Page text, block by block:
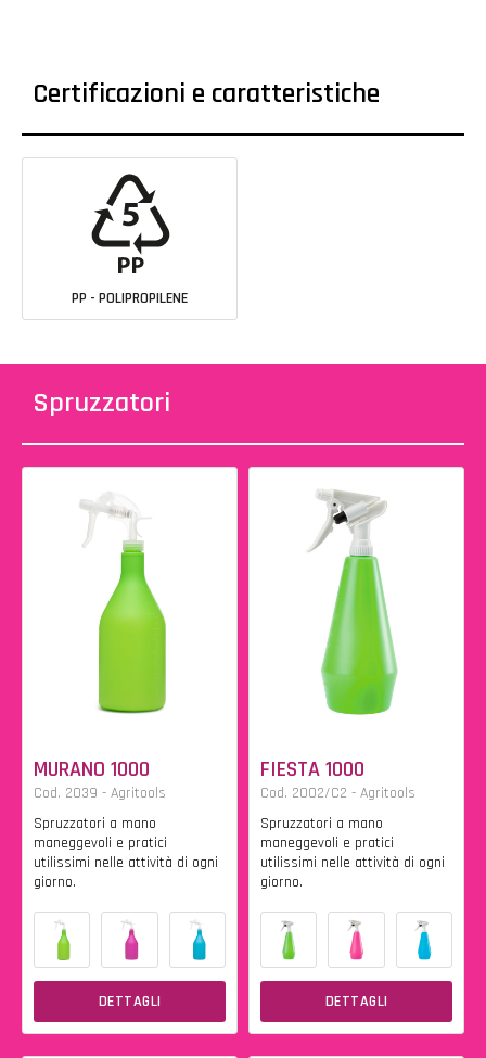
Certificazioni e caratteristiche
PP - POLIPROPILENE
Spruzzatori
MURANO 1000
Cod. 2039 - Agritools
Spruzzatori a mano
maneggevoli e pratici
utilissimi nelle attività di ogni
giorno.
DETTAGLI
FIESTA 1000
Cod. 2002/C2 - Agritools
Spruzzatori a mano
maneggevoli e pratici
utilissimi nelle attività di ogni
giorno.
DETTAGLI